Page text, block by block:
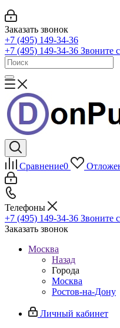
Заказать звонок
+7 (495) 149-34-36
+7 (495) 149-34-36 Звоните
Сравнение0
Телефоны
+7 (495) 149-34-36 Звоните
Заказать звонок
Москва
Назад
Города
Москва
Ростов-на-Дону
Личный кабинет